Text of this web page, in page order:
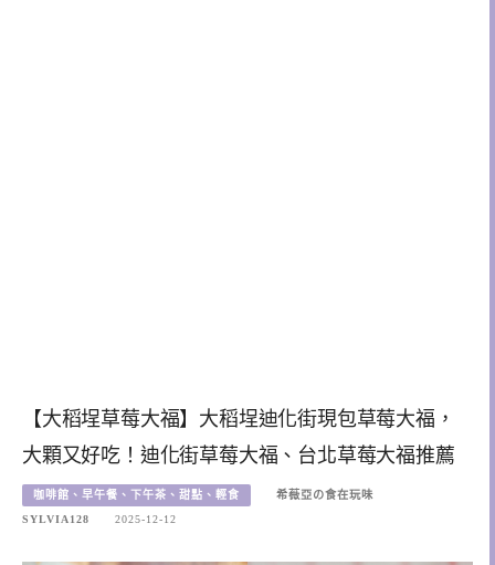
【大稻埕草莓大福】大稻埕迪化街現包草莓大福，
大顆又好吃！迪化街草莓大福、台北草莓大福推薦
咖啡館、早午餐、下午茶、甜點、輕食
希薇亞の食在玩味
SYLVIA128
2025-12-12